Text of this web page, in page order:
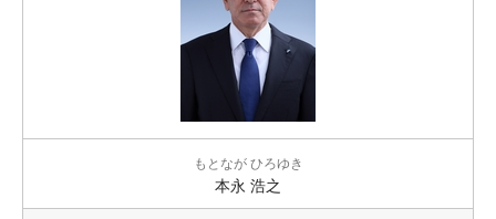
もとなが ひろゆき
本永 浩之